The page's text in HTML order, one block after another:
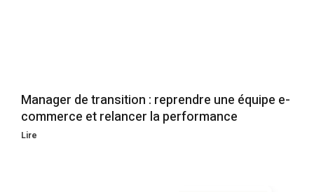
Manager de transition : reprendre une équipe e-
commerce et relancer la performance
Lire